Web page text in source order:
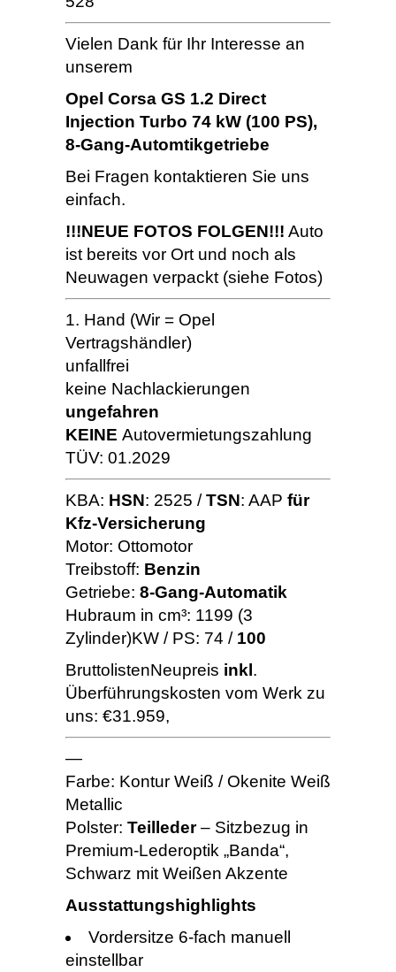
Vielen Dank für Ihr Interesse an
unserem
Opel Corsa GS 1.2 Direct
Injection Turbo 74 kW (100 PS),
8-Gang-Automtikgetriebe
Bei Fragen kontaktieren Sie uns
einfach.
!!!NEUE FOTOS FOLGEN!!! Auto
ist bereits vor Ort und noch als
Neuwagen verpackt (siehe Fotos)
1. Hand (Wir = Opel
Vertragshändler)
unfallfrei
keine Nachlackierungen
ungefahren
KEINE Autovermietungszahlung
TÜV: 01.2029
KBA: HSN: 2525 /TSN: AAP für
Kfz-Versicherung
Motor: Ottomotor
Treibstoff: Benzin
Getriebe: 8-Gang-Automatik
Hubraum in cm³: 1199 (3
Zylinder)KW / PS: 74 / 100
BruttolistenNeupreis inkl .
Überführungskosten vom Werk zu
uns: €31.959,
—
Farbe: Kontur Weiß / Okenite Weiß
Metallic
Polster: Teilleder– Sitzbezug in
Premium-Lederoptik „Banda“,
Schwarz mit Weißen Akzente
Ausstattungshighlights
Vordersitze 6-fach manuell
einstellbar